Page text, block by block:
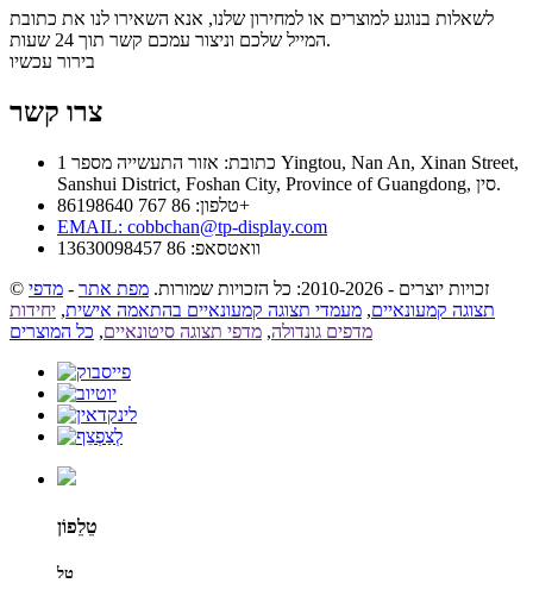
לשאלות בנוגע למוצרים או למחירון שלנו, אנא השאירו לנו את כתובת
המייל שלכם וניצור עמכם קשר תוך 24 שעות.
בירור עכשיו
צרו קשר
כתובת: אזור התעשייה מספר 1 Yingtou, Nan An, Xinan Street,
Sanshui District, Foshan City, Province of Guangdong, סין.
טלפון: 86 767 86198640+
EMAIL: cobbchan@tp-display.com
וואטסאפ: 86 13630098457
© זכויות יוצרים - 2010-2026: כל הזכויות שמורות.
מפת אתר - מדפי
תצוגה קמעונאיים, מעמדי תצוגה קמעונאיים בהתאמה אישית, יחידות
מדפים גונדולה, מדפי תצוגה סיטונאיים, כל המוצרים
טֵלֵפוֹן
טל